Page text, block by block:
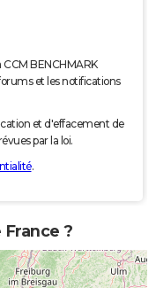
BENCHMARK
et les notifications
et d'effacement de
par la loi.
.
?